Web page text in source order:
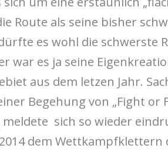
Route als seine bisher
es wohl die schwerste
war es ja seine
aus dem letzen Jahr.
Begehung von „Fight or
sich so wieder
dem Wettkampfklettern